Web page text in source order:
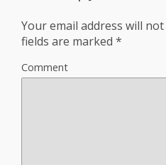
Your email address will
fields are marked *
Comment